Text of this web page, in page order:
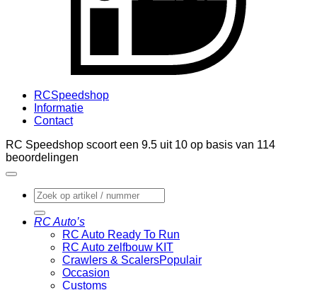
RCSpeedshop
Informatie
Contact
RC Speedshop scoort een 9.5 uit 10 op basis van 114
beoordelingen
Zoeken
naar:
RC Auto’s
RC Auto Ready To Run
RC Auto zelfbouw KIT
Crawlers & Scalers
Occasion
Customs